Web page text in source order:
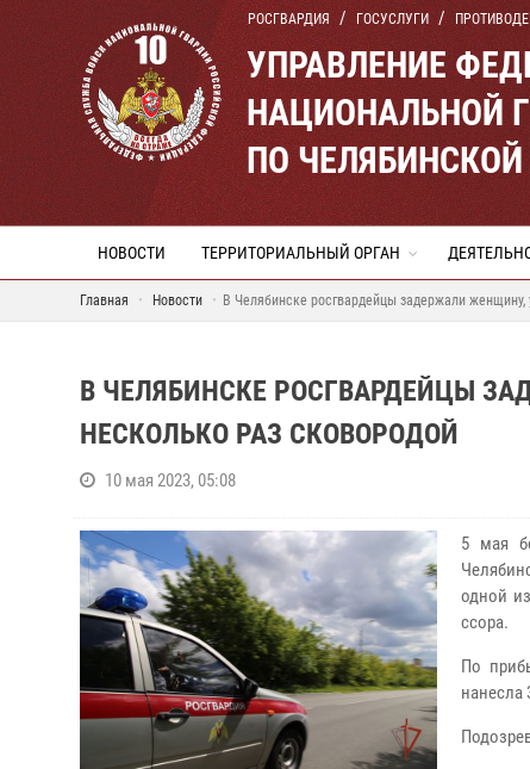
РОСГВАРДИЯ ГОСУСЛУГИ
УПРАВЛЕНИЕ
НАЦИОНАЛЬНОЙ
ПО
НОВОСТИ ТЕРРИТОРИАЛЬНЫЙ ОРГАН
Главная Новости В Челябинске росгвардейцы задержали
В ЧЕЛЯБИНСКЕ РОСГВАРДЕЙЦЫ
НЕСКОЛЬКО РАЗ СКОВОРОДОЙ
10 мая 2023, 05:08
5 мая
одной
ссора.
По
нанесла